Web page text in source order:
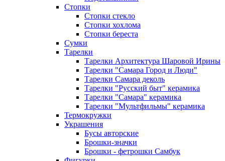
Стопки
Стопки стекло
Стопки хохлома
Стопки береста
Сумки
Тарелки
Тарелки Архитектура Шаровой Ирины
Тарелки "Самара Город и Люди"
Тарелки Самара деколь
Тарелки "Русский быт" керамика
Тарелки "Самара" керамика
Тарелки "Мультфильмы" керамика
Термокружки
Украшения
Бусы авторские
Брошки-значки
Брошки - фетрошки Самбук